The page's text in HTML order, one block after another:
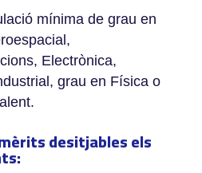
mínima de grau en
Electrònica,
grau en Física o
desitjables els